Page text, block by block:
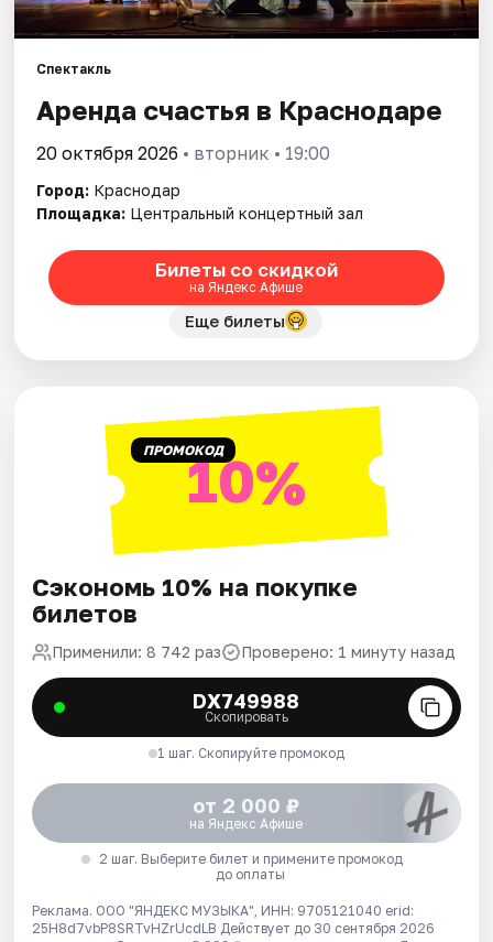
Площадки
Артисты
Рейтинги
Спектакль
Аренда счастья в Краснодаре
20 октября 2026 • вторник • 19:00
Город: Краснодар
Площадка: Центральный концертный зал
Билеты со скидкой
на Яндекс Афише
Еще билеты
ПРОМОКОД10%
Сэкономь 10% на покупке
билетов
Применили: 8 742 раз Проверено: 1 минуту назад
DX749988
Скопировать
1 шаг. Скопируйте промокод
от 2 000 ₽
на Яндекс Афише
2 шаг. Выберите билет и примените промокод
до оплаты
Реклама. ООО "ЯНДЕКС МУЗЫКА", ИНН: 9705121040 erid:
25H8d7vbP8SRTvHZrUcdLB Действует до 30 сентября 2026